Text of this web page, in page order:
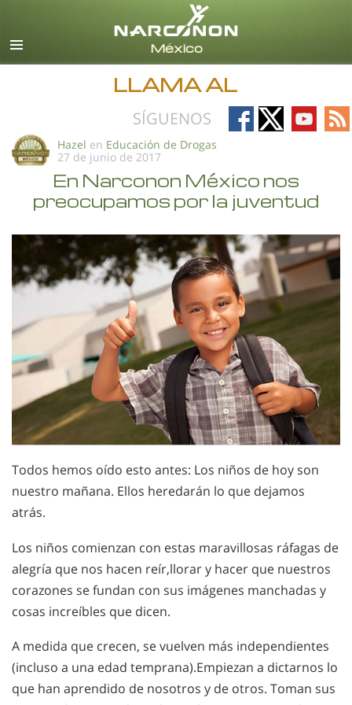
Español
Todas las Regiones/Idiomas
LLAMA AL
SÍGUENOS
Follow
on
Follow
on
Follow
on
on
Hazel en Educación de Drogas
27 de junio de 2017
En Narconon México nos
preocupamos por la juventud
Todos hemos oído esto antes: Los niños de hoy son
nuestro mañana. Ellos heredarán lo que dejamos
atrás.
Los niños comienzan con estas maravillosas ráfagas de
alegría que nos hacen reír,llorar y hacer que nuestros
corazones se fundan con sus imágenes manchadas y
cosas increíbles que dicen.
A medida que crecen, se vuelven más independientes
(incluso a una edad temprana).Empiezan a dictarnos lo
que han aprendido de nosotros y de otros. Toman sus